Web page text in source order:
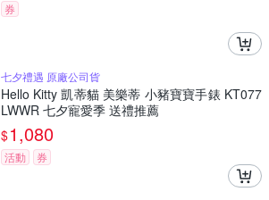
券
七夕禮遇 原廠公司貨
Hello Kitty 凱蒂貓 美樂蒂 小豬寶寶手錶 KT077
LWWR 七夕寵愛季 送禮推薦
$1,080
活動 券